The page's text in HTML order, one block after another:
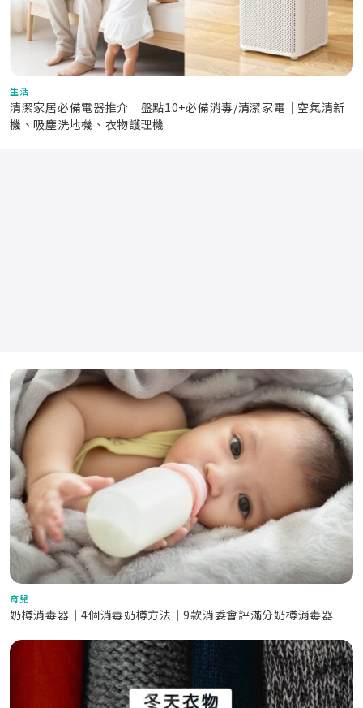
生活
清潔家居必備電器推介｜盤點10+必備消毒/清潔家電｜空氣清新
機、吸塵洗地機、衣物護理機
育兒
奶樽消毒器｜4個消毒奶樽方法｜9款消委會評滿分奶樽消毒器